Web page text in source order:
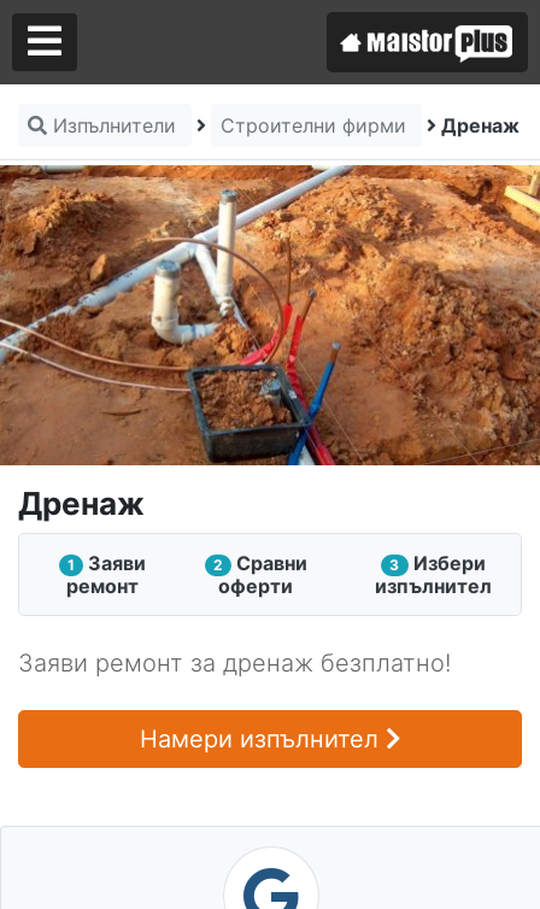
Изпълнители Строителни фирми Дренаж
Дренаж
1
Заяви
ремонт
2
Сравни
оферти
3
Избери
изпълнител
Заяви ремонт за дренаж безплатно!
Намери изпълнител
Аз съм майстор
Търся майстор